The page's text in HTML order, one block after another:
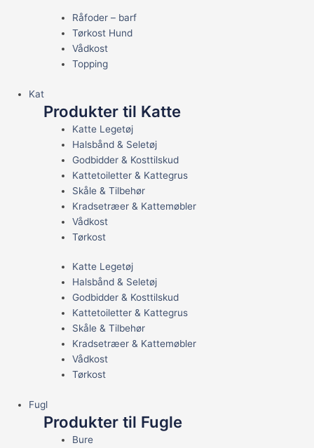
Råfoder – barf
Tørkost Hund
Vådkost
Topping
Kat
Produkter til Katte
Katte Legetøj
Halsbånd & Seletøj
Godbidder & Kosttilskud
Kattetoiletter & Kattegrus
Skåle & Tilbehør
Kradsetræer & Kattemøbler
Vådkost
Tørkost
Katte Legetøj
Halsbånd & Seletøj
Godbidder & Kosttilskud
Kattetoiletter & Kattegrus
Skåle & Tilbehør
Kradsetræer & Kattemøbler
Vådkost
Tørkost
Fugl
Produkter til Fugle
Bure